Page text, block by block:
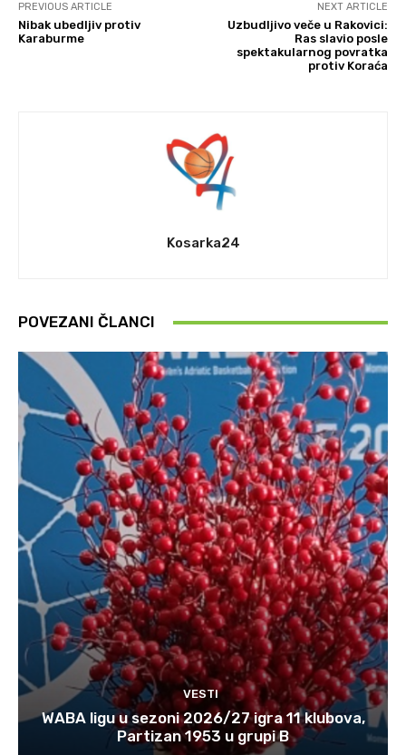
PREVIOUS ARTICLE
Nibak ubedljiv protiv
Karaburme
NEXT ARTICLE
Uzbudljivo veče u Rakovici:
Ras slavio posle
spektakularnog povratka
protiv Koraća
Kosarka24
POVEZANI ČLANCI
VESTI
WABA ligu u sezoni 2026/27 igra 11 klubova,
Partizan 1953 u grupi B